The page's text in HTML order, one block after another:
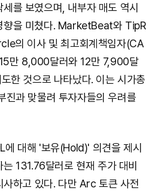
를 보였으며, 내부자 매도 역시
향을 미쳤다. MarketBeat와 TipR
의 이사 및 최고회계책임자(CA
만 8,000달러와 12만 7,900달
한 것으로 나타났다. 이는 시가총
진과 맞물려 투자자들의 우려를
에 대해 '보유(Hold)' 의견을 제시
131.76달러로 현재 주가 대비
하고 있다. 다만 Arc 토큰 사전